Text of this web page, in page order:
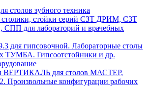
столов зубного техника
стойки серий СЗТ ДРИМ, СЗТ
для лабораторий и врачебных
для гипсовочной. Лабораторные столы
Гипсоотстойники и др.
для столов МАСТЕР,
конфигурации рабочих